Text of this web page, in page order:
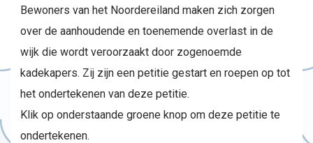
Bewoners van het Noordereiland maken zich zorgen
over de aanhoudende en toenemende overlast in de
wijk die wordt veroorzaakt door zogenoemde
kadekapers. Zij zijn een petitie gestart en roepen op tot
het ondertekenen van deze petitie.
Klik op onderstaande groene knop om deze petitie te
ondertekenen.